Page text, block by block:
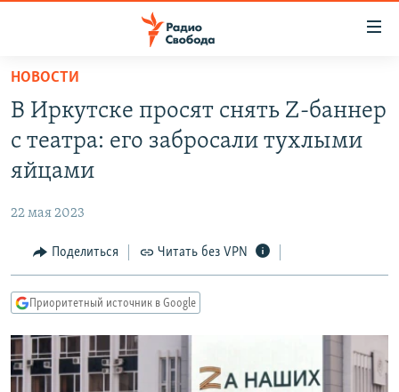
упрощенного
доступа
основному
Вернутся
Вернутся
поиску
ПОДКАСТЫ
АВТОРСКИЕ ПРОЕКТЫ
МНЕНИЯ
КУЛЬТУРА
КАВКАЗ.РЕАЛИИ
СЕВЕР.РЕАЛИИ
СИБИРЬ.РЕАЛИИ
НОВОСТИ
В Иркутске просят снять Z-баннер
с театра: его забросали тухлыми
яйцами
22 мая 2023
Поделиться Читать без VPN
Приоритетный источник в Google